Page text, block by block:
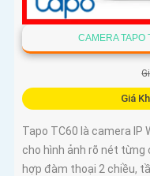
CAMERA
Giá
Tapo TC60 là camera IP
cho hình ảnh rõ nét từng
hợp đàm thoại 2 chiều,